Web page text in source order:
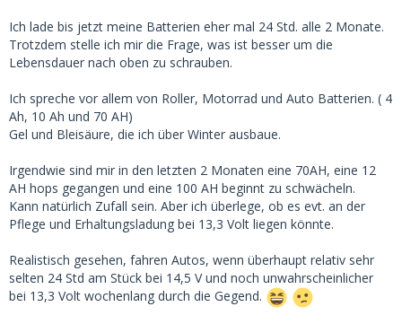
Ich lade bis jetzt meine Batterien eher mal 24 Std. alle 2 Monate.
Trotzdem stelle ich mir die Frage, was ist besser um die
Lebensdauer nach oben zu schrauben.
Ich spreche vor allem von Roller, Motorrad und Auto Batterien. ( 4
Ah, 10 Ah und 70 AH)
Gel und Bleisäure, die ich über Winter ausbaue.
Irgendwie sind mir in den letzten 2 Monaten eine 70AH, eine 12
AH hops gegangen und eine 100 AH beginnt zu schwächeln.
Kann natürlich Zufall sein. Aber ich überlege, ob es evt. an der
Pflege und Erhaltungsladung bei 13,3 Volt liegen könnte.
Realistisch gesehen, fahren Autos, wenn überhaupt relativ sehr
selten 24 Std am Stück bei 14,5 V und noch unwahrscheinlicher
bei 13,3 Volt wochenlang durch die Gegend.